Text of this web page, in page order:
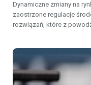
Dynamiczne zmiany na
zaostrzone regulacje
rozwiązań, które z